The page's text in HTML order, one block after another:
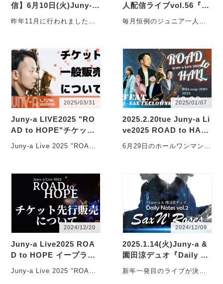
信】6月10日(火)Juny-a
- CPP LIVE SHOWCAS
E at Cotton Club
昨年11月に行われました、
レミア配信をする・・・
人配信ライブvol.56『 R
OAD to HOPEまであと
2ヶ月！！春爛漫元気に
毎月恒例のジュニア一人配
vol.56『 ・・・
2025/03/31
Juny-a LIVE2025 "RO
AD to HOPE"チケット
た！
Juny-a Live 2025 "ROAD
2025/01/07
2025.2.20tue Juny-a Li
ve2025 ROAD to HALL
6月29日のホールワンマンラ
2024/12/20
Juny-a Live2025 ROA
D to HOPE イープラス
2025年2月8日から
Juny-a Live 2025 "ROAD
2024/12/09
2025.1.14(火)Juny-a &
園田涼デュオ『Daily No
tes vol.2~Sax N' Rose
s』
新年一発目のライブが決定